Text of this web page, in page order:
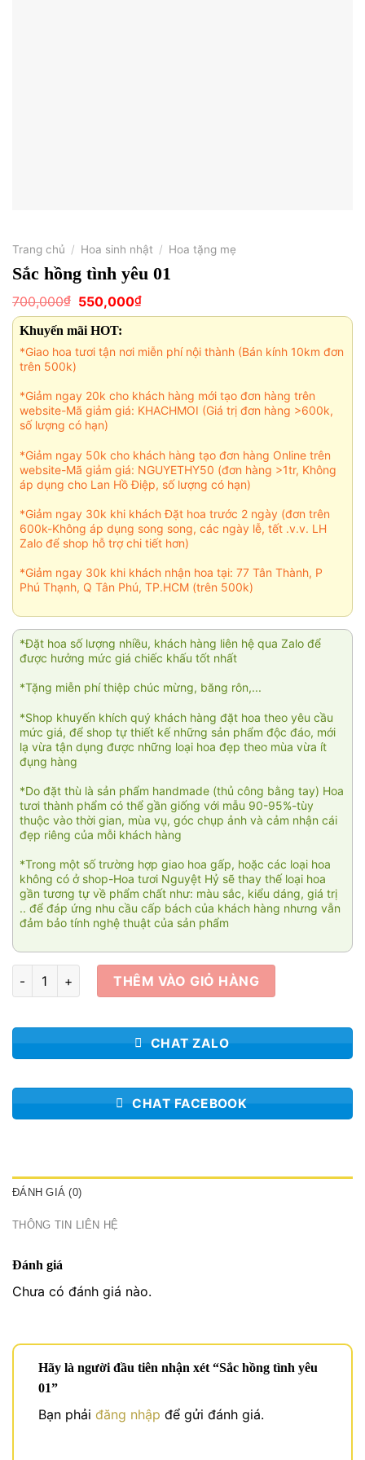
Trang chủ / Hoa sinh nhật / Hoa tặng mẹ
Sắc hồng tình yêu 01
700,000₫ Giá
gốc
là:
700,000₫.
550,000₫Giá
hiện
550,000₫.
Khuyến mãi HOT:
*Giao hoa tươi tận nơi miễn phí nội thành (Bán kính 10km đơn
trên 500k)
*Giảm ngay 20k cho khách hàng mới tạo đơn hàng trên
website-Mã giảm giá: KHACHMOI (Giá trị đơn hàng >600k,
số lượng có hạn)
*Giảm ngay 50k cho khách hàng tạo đơn hàng Online trên
website-Mã giảm giá: NGUYETHY50 (đơn hàng >1tr, Không
áp dụng cho Lan Hồ Điệp, số lượng có hạn)
*Giảm ngay 30k khi khách Đặt hoa trước 2 ngày (đơn trên
600k-Không áp dụng song song, các ngày lễ, tết .v.v. LH
Zalo để shop hỗ trợ chi tiết hơn)
*Giảm ngay 30k khi khách nhận hoa tại: 77 Tân Thành, P
Phú Thạnh, Q Tân Phú, TP.HCM (trên 500k)
*Đặt hoa số lượng nhiều, khách hàng liên hệ qua Zalo để
được hưởng mức giá chiếc khấu tốt nhất
*Tặng miễn phí thiệp chúc mừng, băng rôn,...
*Shop khuyến khích quý khách hàng đặt hoa theo yêu cầu
mức giá, để shop tự thiết kế những sản phẩm độc đáo, mới
lạ vừa tận dụng được những loại hoa đẹp theo mùa vừa ít
đụng hàng
*Do đặt thù là sản phẩm handmade (thủ công bằng tay) Hoa
tươi thành phẩm có thể gần giống với mẫu 90-95%-tùy
thuộc vào thời gian, mùa vụ, góc chụp ảnh và cảm nhận cái
đẹp riêng của mỗi khách hàng
*Trong một số trường hợp giao hoa gấp, hoặc các loại hoa
không có ở shop-Hoa tươi Nguyệt Hỷ sẽ thay thế loại hoa
gần tương tự về phẩm chất như: màu sắc, kiểu dáng, giá trị
.. để đáp ứng nhu cầu cấp bách của khách hàng nhưng vẫn
đảm bảo tính nghệ thuật của sản phẩm
Sắc hồng tình yêu 01 số lượngTHÊM VÀO GIỎ HÀNG
CHAT ZALO
CHAT FACEBOOK
ĐÁNH GIÁ (0)
THÔNG TIN LIÊN HỆ
Đánh giá
Chưa có đánh giá nào.
Hãy là người đầu tiên nhận xét “Sắc hồng tình yêu
01”
Bạn phải đăng nhập để gửi đánh giá.